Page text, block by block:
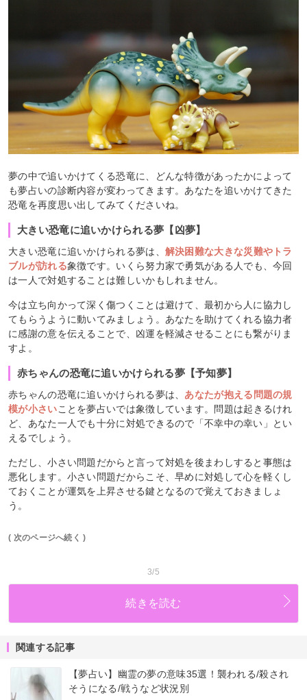
夢の中で追いかけてくる恐竜に、どんな特徴があったかによって
も夢占いの診断内容が変わってきます。あなたを追いかけてきた
恐竜を再度思い出してみてくださいね。
大きい恐竜に追いかけられる夢【凶夢】
大きい恐竜に追いかけられる夢は、 解決困難な大きな災難やトラ
ブルが訪れる象徴です。いくら努力家で勇気がある人でも、今回
は一人で対処することは難しいかもしれません。
今は立ち向かって深く傷つくことは避けて、最初から人に協力し
てもらうように動いてみましょう。あなたを助けてくれる協力者
に感謝の意を伝えることで、凶運を軽減させることにも繋がりま
すよ。
赤ちゃんの恐竜に追いかけられる夢【予知夢】
赤ちゃんの恐竜に追いかけられる夢は、 あなたが抱える問題の規
模が小さいことを夢占いでは象徴しています。問題は起きるけれ
ど、あなた一人でも十分に対処できるので「不幸中の幸い」とい
えるでしょう。
ただし、小さい問題だからと言って対処を後まわしすると事態は
悪化します。小さい問題だからこそ、早めに対処して心を軽くし
ておくことが運気を上昇させる鍵となるので覚えておきましょ
う。
( 次のページへ続く )
3/5
続きを読む
関連する記事
【夢占い】幽霊の夢の意味35選！襲われる/殺され
そうになる/戦うなど状況別